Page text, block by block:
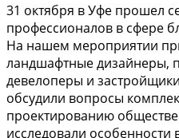
31 октября в Уфе прошел
профессионалов в сфере
На нашем мероприятии
ландшафтные дизайнеры,
девелоперы и
обсудили вопросы
проектированию
исследовали особенности